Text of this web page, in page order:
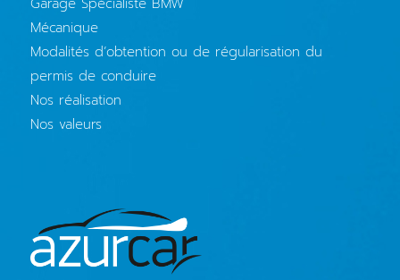
Mécanique
Modalités d’obtention ou de régularisation du
permis de conduire
Nos réalisation
Nos valeurs